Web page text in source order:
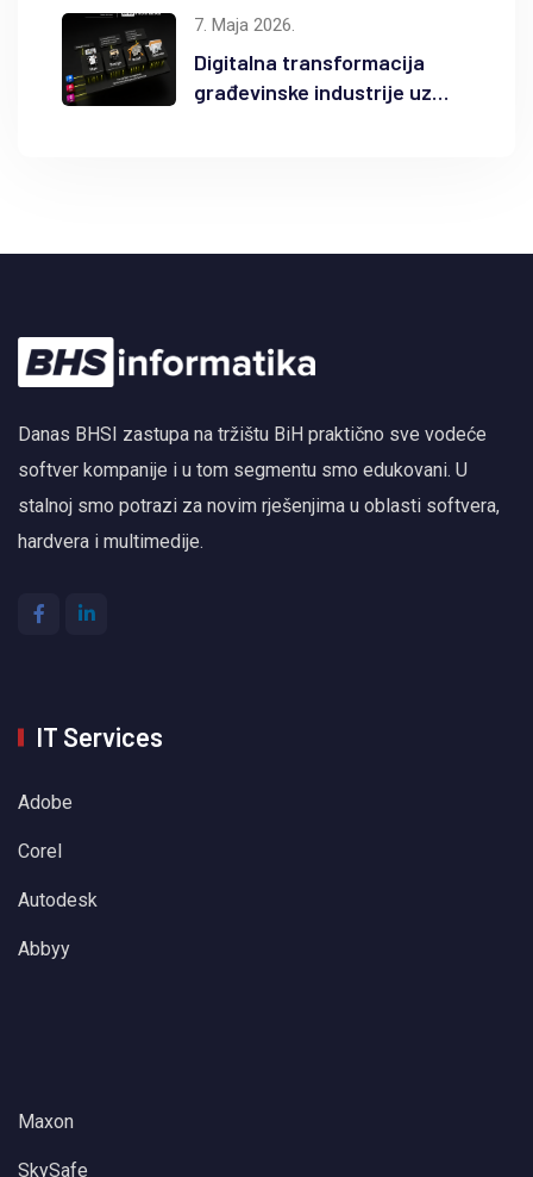
7. Maja 2026.
Digitalna transformacija
građevinske industrije uz
Danas BHSI zastupa na tržištu BiH praktično sve vodeće
softver kompanije i u tom segmentu smo edukovani. U
stalnoj smo potrazi za novim rješenjima u oblasti softvera,
hardvera i multimedije.
IT Services
Adobe
Corel
Autodesk
Abbyy
Maxon
SkySafe